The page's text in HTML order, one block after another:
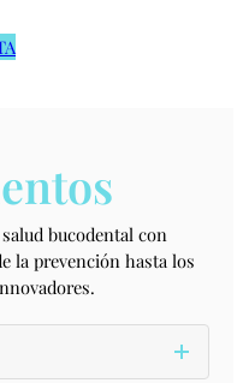
bucodental con
la prevención hasta los